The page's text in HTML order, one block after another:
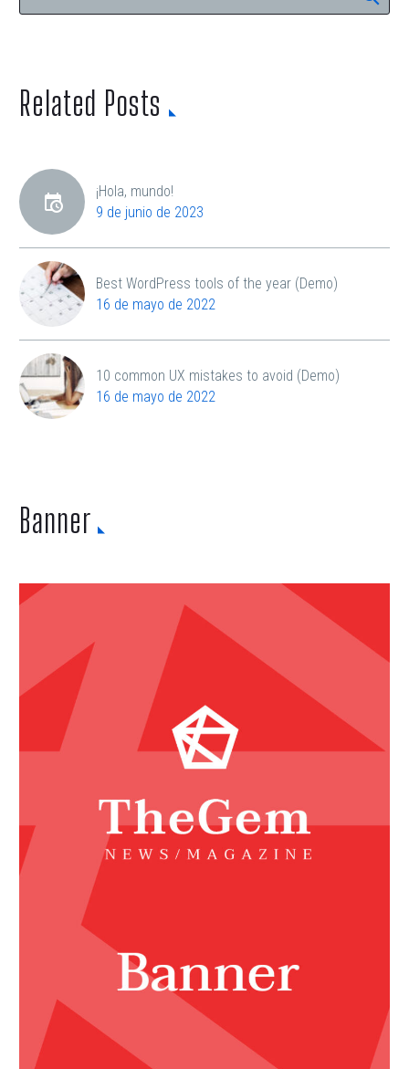
Related Posts
¡Hola, mundo!
9 de junio de 2023
Best WordPress tools of the year (Demo)
16 de mayo de 2022
10 common UX mistakes to avoid (Demo)
16 de mayo de 2022
Banner